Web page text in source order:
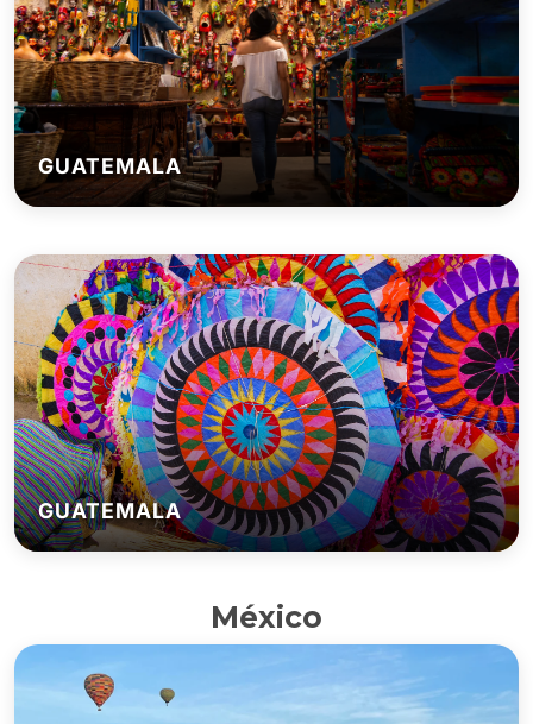
GUATEMALA
GUATEMALA
México